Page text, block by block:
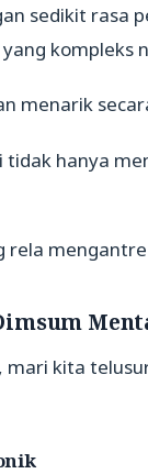
sedikit rasa
kompleks
menarik
hanya
mari kita